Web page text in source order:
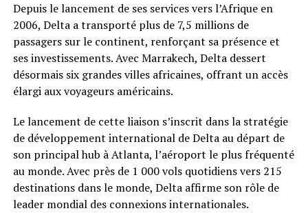
Depuis le lancement de ses services vers l’Afrique en
2006, Delta a transporté plus de 7,5 millions de
passagers sur le continent, renforçant sa présence et
ses investissements. Avec Marrakech, Delta dessert
désormais six grandes villes africaines, offrant un accès
élargi aux voyageurs américains.
Le lancement de cette liaison s’inscrit dans la stratégie
de développement international de Delta au départ de
son principal hub à Atlanta, l’aéroport le plus fréquenté
au monde. Avec près de 1 000 vols quotidiens vers 215
destinations dans le monde, Delta affirme son rôle de
leader mondial des connexions internationales.